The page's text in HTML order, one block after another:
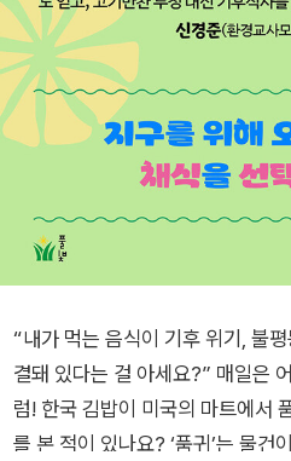
“내가 먹는 음식이 기후 위기, 불평등, 그리고 세계의 빈곤
결돼 있다는 걸 아세요?” 매일은
럼! 한국 김밥이 미국의 마트에서 품귀 현상을 빚고 있다는 기사
를 본 적이 있나요? ‘품귀’는 물건